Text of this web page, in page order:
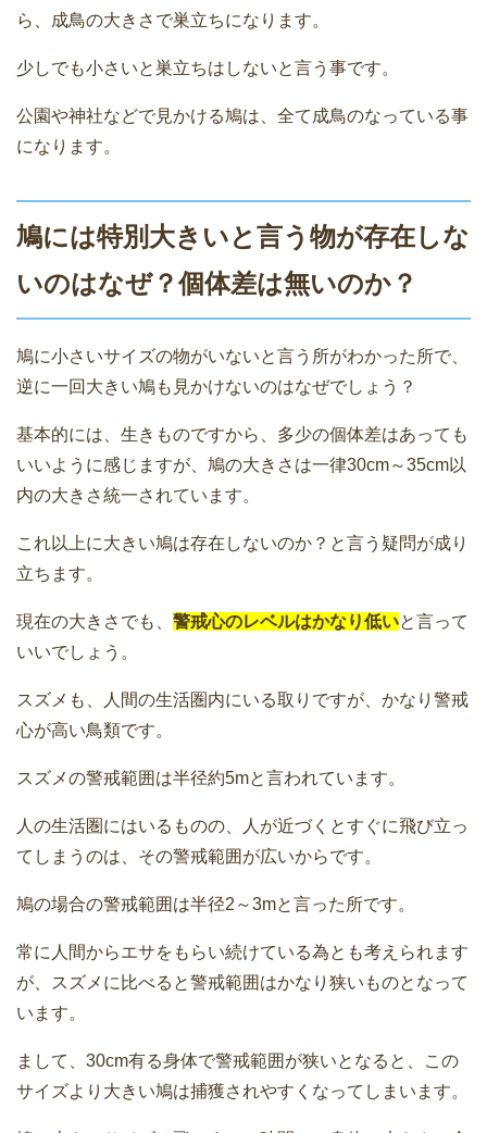
ら、成鳥の大きさで巣立ちになります。
少しでも小さいと巣立ちはしないと言う事です。
公園や神社などで見かける鳩は、全て成鳥のなっている事
になります。
鳩には特別大きいと言う物が存在しな
いのはなぜ？個体差は無いのか？
鳩に小さいサイズの物がいないと言う所がわかった所で、
逆に一回大きい鳩も見かけないのはなぜでしょう？
基本的には、生きものですから、多少の個体差はあっても
いいように感じますが、鳩の大きさは一律30cm～35cm以
内の大きさ統一されています。
これ以上に大きい鳩は存在しないのか？と言う疑問が成り
立ちます。
現在の大きさでも、 警戒心のレベルはかなり低いと言って
いいでしょう。
スズメも、人間の生活圏内にいる取りですが、かなり警戒
心が高い鳥類です。
スズメの警戒範囲は半径約5mと言われています。
人の生活圏にはいるものの、人が近づくとすぐに飛び立っ
てしまうのは、その警戒範囲が広いからです。
鳩の場合の警戒範囲は半径2～3mと言った所です。
常に人間からエサをもらい続けている為とも考えられます
が、スズメに比べると警戒範囲はかなり狭いものとなって
います。
まして、30cm有る身体で警戒範囲が狭いとなると、この
サイズより大きい鳩は捕獲されやすくなってしまいます。